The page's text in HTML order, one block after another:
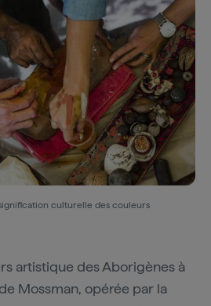
culturelle des couleurs
artistique des Aborigènes à
Mossman, opérée par la